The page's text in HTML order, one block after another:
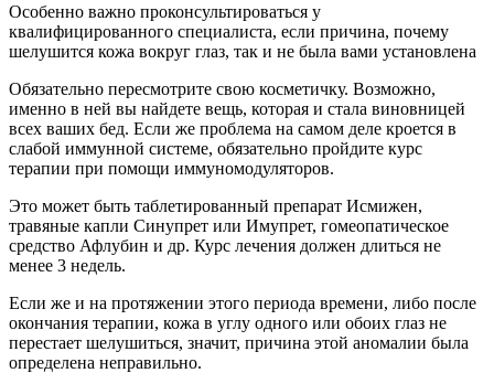
Особенно важно проконсультироваться у
квалифицированного специалиста, если причина, почему
шелушится кожа вокруг глаз, так и не была вами установлена
Обязательно пересмотрите свою косметичку. Возможно,
именно в ней вы найдете вещь, которая и стала виновницей
всех ваших бед. Если же проблема на самом деле кроется в
слабой иммунной системе, обязательно пройдите курс
терапии при помощи иммуномодуляторов.
Это может быть таблетированный препарат Исмижен,
травяные капли Синупрет или Имупрет, гомеопатическое
средство Афлубин и др. Курс лечения должен длиться не
менее 3 недель.
Если же и на протяжении этого периода времени, либо после
окончания терапии, кожа в углу одного или обоих глаз не
перестает шелушиться, значит, причина этой аномалии была
определена неправильно.